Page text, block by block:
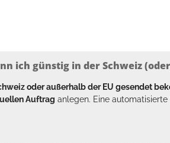
ich günstig in der Schweiz
oder außerhalb der EU gesendet
Auftrag anlegen. Eine